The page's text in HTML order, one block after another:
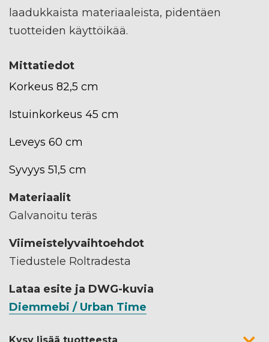
laadukkaista materiaaleista, pidentäen
tuotteiden käyttöikää.
Mittatiedot
Korkeus 82,5 cm
Istuinkorkeus 45 cm
Leveys 60 cm
Syvyys 51,5 cm
Materiaalit
Galvanoitu teräs
Viimeistelyvaihtoehdot
Tiedustele Roltradesta
Lataa esite ja DWG-kuvia
Diemmebi / Urban Time